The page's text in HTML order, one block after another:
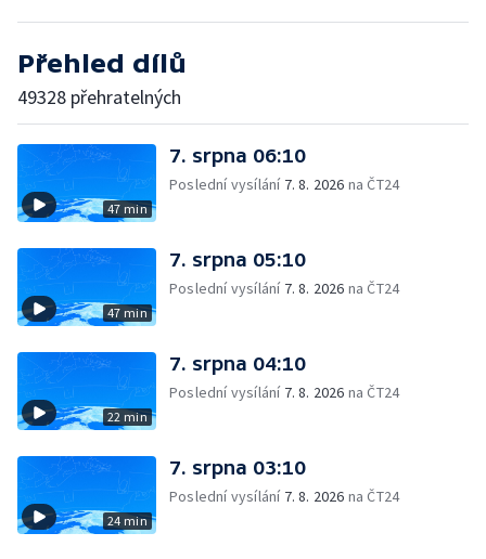
Přehled dílů
49328 přehratelných
47 min
7. srpna 06:10
Poslední vysílání 7. 8. 2026 na ČT24
47 min
7. srpna 05:10
Poslední vysílání 7. 8. 2026 na ČT24
22 min
7. srpna 04:10
Poslední vysílání 7. 8. 2026 na ČT24
24 min
7. srpna 03:10
Poslední vysílání 7. 8. 2026 na ČT24